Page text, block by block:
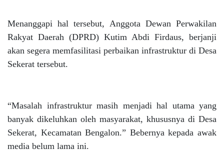
Menanggapi hal tersebut, Anggota Dewan Perwakilan
Rakyat Daerah (DPRD) Kutim Abdi Firdaus, berjanji
akan segera memfasilitasi perbaikan infrastruktur di Desa
Sekerat tersebut.
“Masalah infrastruktur masih menjadi hal utama yang
banyak dikeluhkan oleh masyarakat, khususnya di Desa
Sekerat, Kecamatan Bengalon.” Bebernya kepada awak
media belum lama ini.